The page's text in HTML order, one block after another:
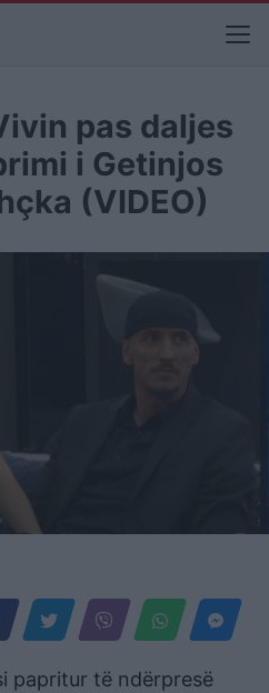
pas daljes
i Getinjos
(VIDEO)
papritur të ndërpresë